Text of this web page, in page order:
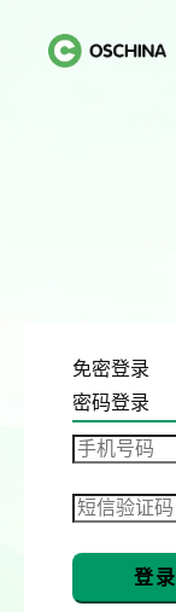
免密登录
密码登录
登